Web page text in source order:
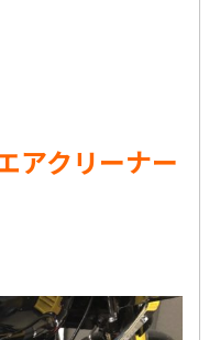
アクリーナー